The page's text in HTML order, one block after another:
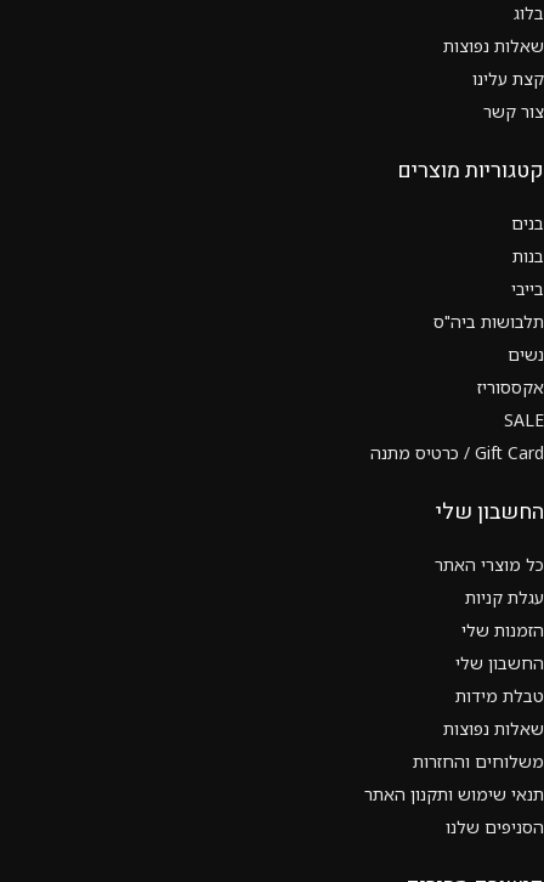
בלוג
שאלות נפוצות
קצת עלינו
צור קשר
קטגוריות מוצרים
בנים
בנות
בייבי
תלבושות ביה"ס
נשים
אקססוריז
SALE
Gift Card / כרטיס מתנה
החשבון שלי
כל מוצרי האתר
עגלת קניות
הזמנות שלי
החשבון שלי
טבלת מידות
שאלות נפוצות
משלוחים והחזרות
תנאי שימוש ותקנון האתר
הסניפים שלנו